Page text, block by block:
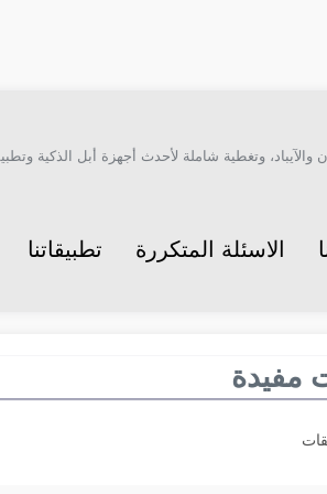
وتغطية شاملة لأحدث أجهزة أبل الذكية
الاسئلة المتكررة تطبيقاتنا